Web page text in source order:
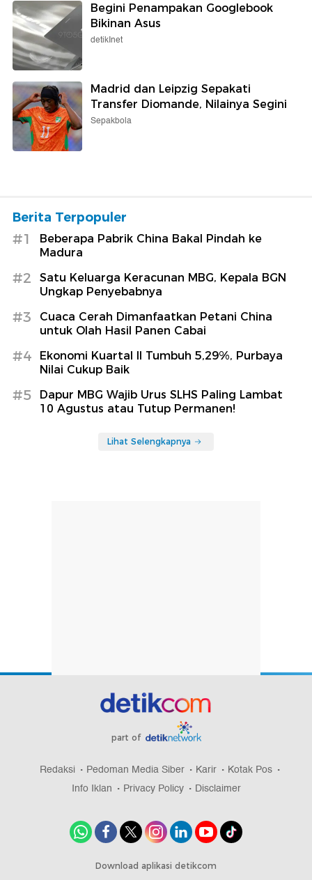
Begini Penampakan Googlebook
Bikinan Asus
detikInet
Madrid dan Leipzig Sepakati
Transfer Diomande, Nilainya Segini
Sepakbola
Berita Terpopuler
#1
Beberapa Pabrik China Bakal Pindah ke
Madura
#2
Satu Keluarga Keracunan MBG, Kepala BGN
Ungkap Penyebabnya
#3
Cuaca Cerah Dimanfaatkan Petani China
untuk Olah Hasil Panen Cabai
#4
Ekonomi Kuartal II Tumbuh 5,29%, Purbaya
Nilai Cukup Baik
#5
Dapur MBG Wajib Urus SLHS Paling Lambat
10 Agustus atau Tutup Permanen!
Lihat Selengkapnya
part of
Redaksi Pedoman Media Siber Karir
Kotak Pos
Info Iklan
Privacy Policy Disclaimer
Download aplikasi detikcom